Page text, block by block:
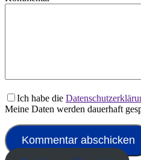
Ich habe die
Meine Daten werden dauerhaft